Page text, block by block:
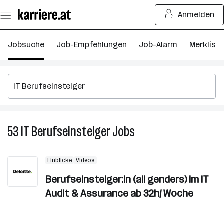
Seiteninhalt
springen
Anmelden
Jobsuche Job-Empfehlungen Job-Alarm Merkliste
53IT BerufseinsteigerJobs
Einblicke Videos
Berufseinsteiger:in (all genders) im IT
Audit & Assurance ab 32h/ Woche